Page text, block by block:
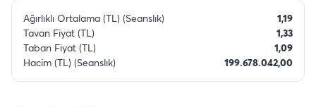
Ağırlıklı Ortalama (TL) (Seanslık)
1,19
Tavan Fiyat (TL)
1,33
Taban Fiyat (TL)
1,09
Hacim (TL) (Seanslık)
199.678.042,00